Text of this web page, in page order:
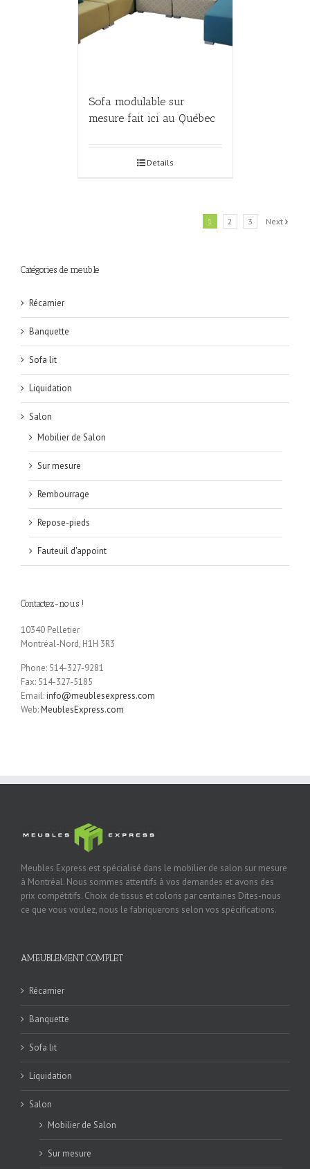
Sofa modulable sur
mesure fait ici au Québec
Details
1 2 3 Next
Catégories de meuble
Récamier
Banquette
Sofa lit
Liquidation
Salon
Mobilier de Salon
Sur mesure
Rembourrage
Repose-pieds
Fauteuil d'appoint
Contactez-nous !
10340 Pelletier
Montréal-Nord, H1H 3R3
Phone: 514-327-9281
Fax: 514-327-5185
Email:info@meublesexpress.com
Web:MeublesExpress.com
Meubles Express est spécialisé dans le mobilier de salon sur mesure
à Montréal. Nous sommes attentifs à vos demandes et avons des
prix compétitifs. Choix de tissus et coloris par centaines Dites-nous
ce que vous voulez, nous le fabriquerons selon vos spécifications.
AMEUBLEMENT COMPLET
Récamier
Banquette
Sofa lit
Liquidation
Salon
Mobilier de Salon
Sur mesure